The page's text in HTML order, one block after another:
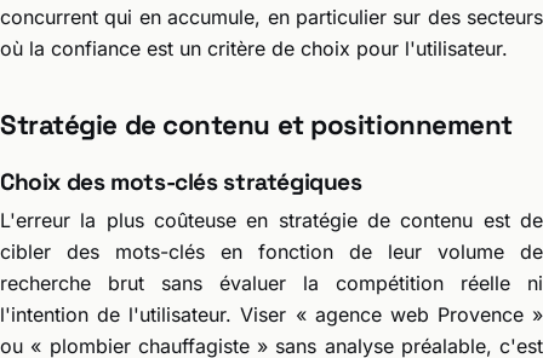
concurrent qui en accumule, en particulier sur des secteurs
où la confiance est un critère de choix pour l'utilisateur.
Stratégie de contenu et positionnement
Choix des mots-clés stratégiques
L'erreur la plus coûteuse en stratégie de contenu est de
cibler des mots-clés en fonction de leur volume de
recherche brut sans évaluer la compétition réelle ni
l'intention de l'utilisateur. Viser « agence web Provence »
ou « plombier chauffagiste » sans analyse préalable, c'est